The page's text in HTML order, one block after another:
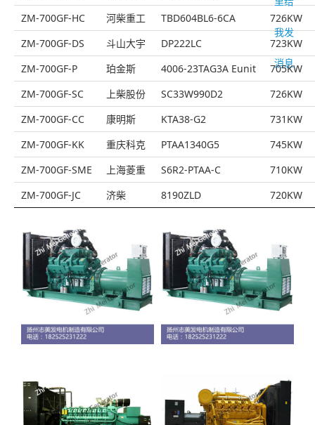
ZM-700GF-HC
河柴重工 TBD604BL6-6CA
726KW
ZM-700GF-DS
斗山大宇 DP222LC
723KW
ZM-700GF-P
珀金斯 4006-23TAG3A Eunit
705KW
ZM-700GF-SC
上柴股份 SC33W990D2
726KW
ZM-700GF-CC
康明斯 KTA38-G2
731KW
ZM-700GF-KK
重庆科克 PTAA1340G5
745KW
ZM-700GF-SME
上海菱重 S6R2-PTAA-C
710KW
ZM-700GF-JC
济柴 8190ZLD 720KW